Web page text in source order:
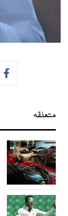
متعلقہ